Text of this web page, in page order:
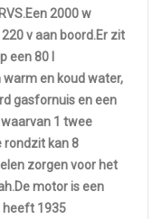
Een 2000 w
v aan boord.Er zit
een 80 l
en koud water,
gasfornuis en een
1 twee
rondzit kan 8
zorgen voor het
De motor is een
heeft 1935